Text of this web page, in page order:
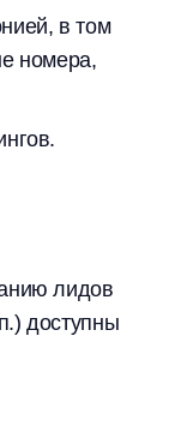
в том
номера,
лидов
доступны